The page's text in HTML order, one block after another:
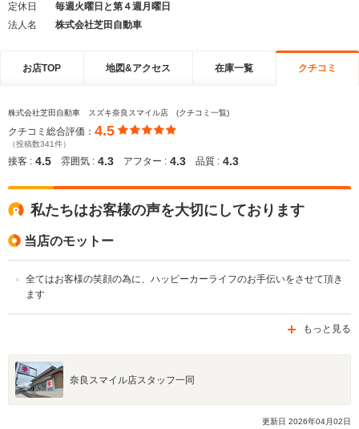
定休日
毎週火曜日と第４週月曜日
法人名
株式会社芝田自動車
お店TOP 地図&アクセス 在庫一覧 クチコミ
株式会社芝田自動車 スズキ奈良スマイル店 (クチコミ一覧)
クチコミ総合評価： 4.5
（投稿数341件）
接客 : 4.5 雰囲気 : 4.3 アフター : 4.3 品質 : 4.3
私たちはお客様の声を大切にしております
当店のモットー
全てはお客様の笑顔の為に、ハッピーカーライフのお手伝いをさせて頂き
ます
もっと見る
奈良スマイル店スタッフ一同
更新日 2026年04月02日